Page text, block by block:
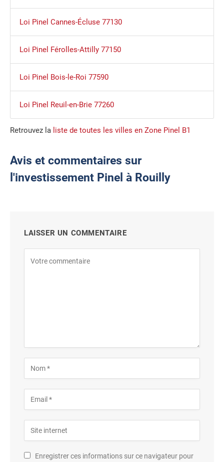
Loi Pinel Cannes-Écluse 77130
Loi Pinel Férolles-Attilly 77150
Loi Pinel Bois-le-Roi 77590
Loi Pinel Reuil-en-Brie 77260
Retrouvez la liste de toutes les villes en Zone Pinel B1
Avis et commentaires sur
l'investissement Pinel à Rouilly
LAISSER UN COMMENTAIRE
Enregistrer ces informations sur ce navigateur pour